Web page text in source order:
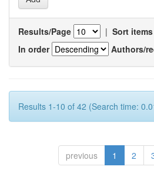
Results/Page | Sort
In order
Authors/
Results 1-10 of 42 (Search time:
previous 1 2